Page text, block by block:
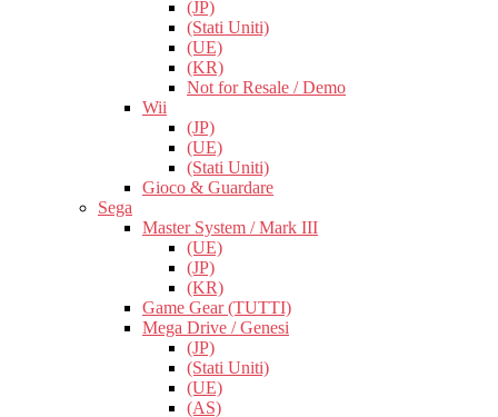
(JP)
(Stati Uniti)
(UE)
(KR)
Not for Resale / Demo
Wii
(JP)
(UE)
(Stati Uniti)
Gioco & Guardare
Sega
Master System / Mark III
(UE)
(JP)
(KR)
Game Gear (TUTTI)
Mega Drive / Genesi
(JP)
(Stati Uniti)
(UE)
(AS)